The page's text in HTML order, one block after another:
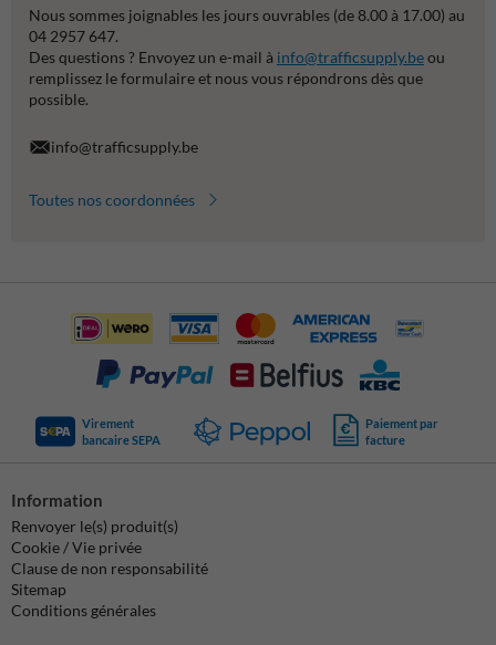
Nous sommes joignables les jours ouvrables (de 8.00 à 17.00) au
04 2957 647.
Des questions ? Envoyez un e-mail à info@trafficsupply.beou
remplissez le formulaire et nous vous répondrons dès que
possible.
info@trafficsupply.be
Toutes nos coordonnées
Virement
bancaire SEPA
Paiement par
facture
Information
Renvoyer le(s) produit(s)
Cookie / Vie privée
Clause de non responsabilité
Sitemap
Conditions générales